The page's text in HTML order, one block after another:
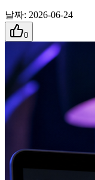
날짜: 2026-06-24
0